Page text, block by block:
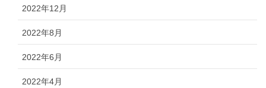
2022年12月
2022年8月
2022年6月
2022年4月